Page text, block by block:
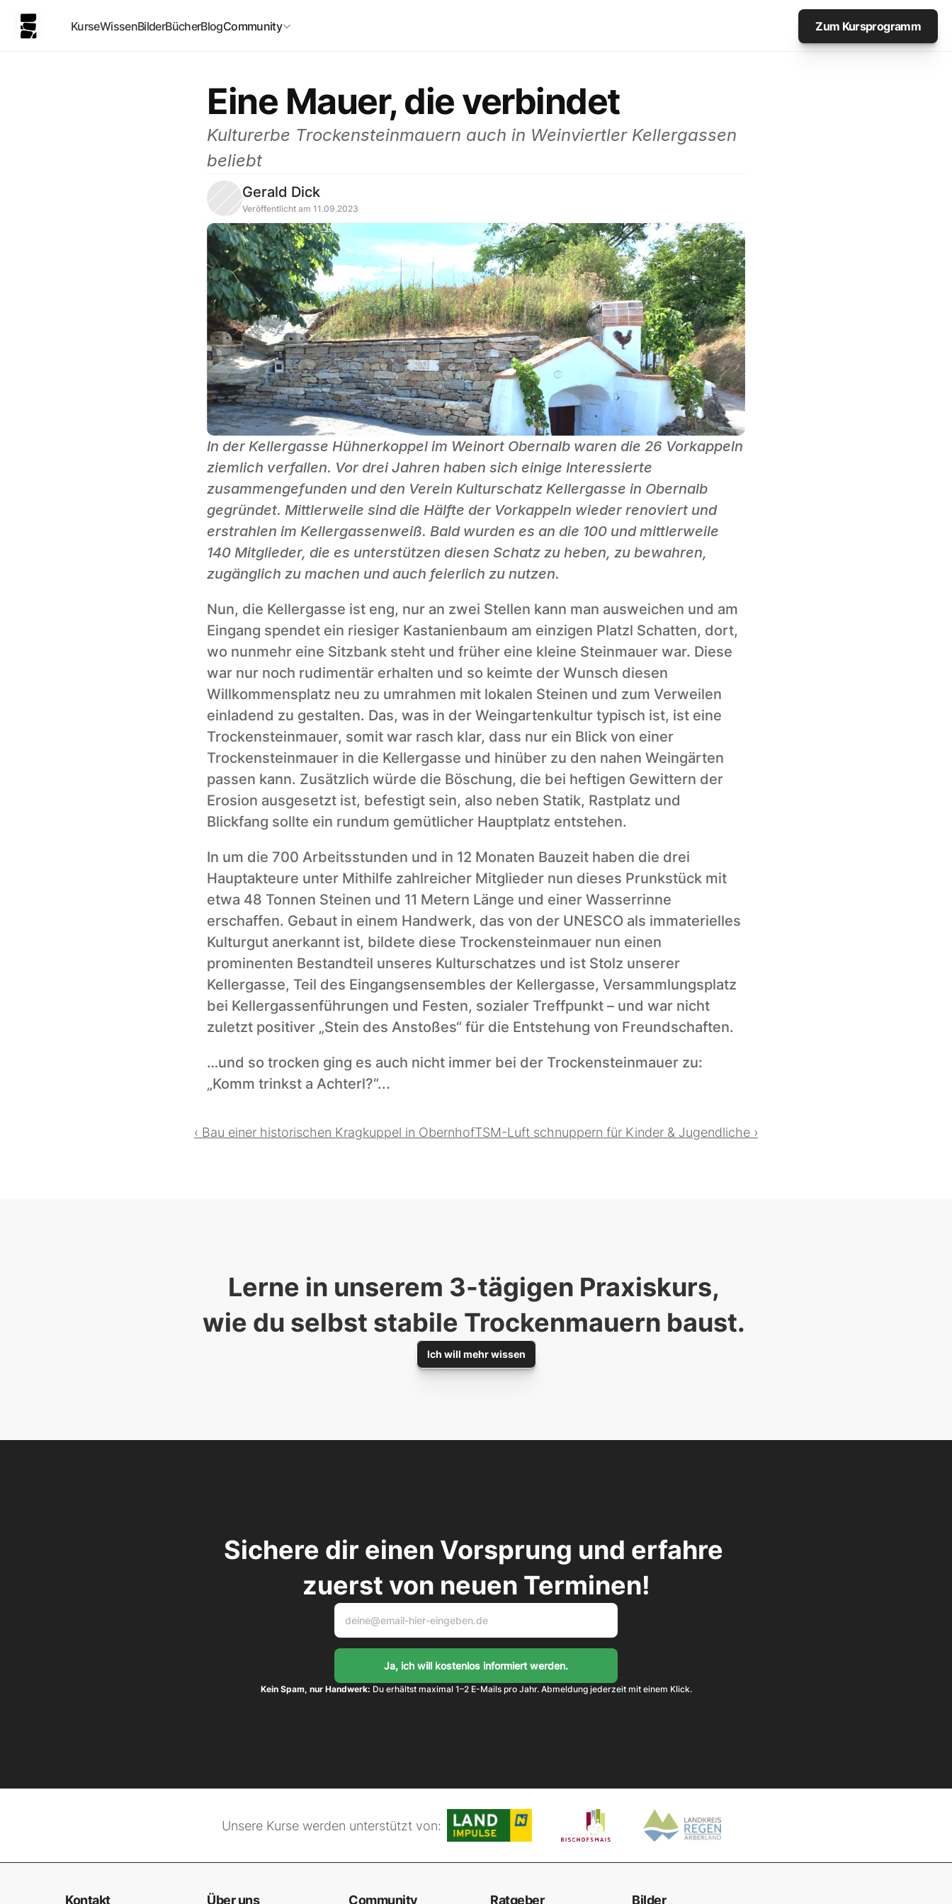
KurseWissenBilderBücherBlogCommunity Zum Kursprogramm
Eine Mauer, die verbindet
Kulturerbe Trockensteinmauern auch in Weinviertler Kellergassen
beliebt
Gerald Dick
Veröffentlicht am 11.09.2023
In der Kellergasse Hühnerkoppel im Weinort Obernalb waren die 26 Vorkappeln
ziemlich verfallen. Vor drei Jahren haben sich einige Interessierte
zusammengefunden und den Verein Kulturschatz Kellergasse in Obernalb
gegründet. Mittlerweile sind die Hälfte der Vorkappeln wieder renoviert und
erstrahlen im Kellergassenweiß. Bald wurden es an die 100 und mittlerweile
140 Mitglieder, die es unterstützen diesen Schatz zu heben, zu bewahren,
zugänglich zu machen und auch feierlich zu nutzen.
Nun, die Kellergasse ist eng, nur an zwei Stellen kann man ausweichen und am
Eingang spendet ein riesiger Kastanienbaum am einzigen Platzl Schatten, dort,
wo nunmehr eine Sitzbank steht und früher eine kleine Steinmauer war. Diese
war nur noch rudimentär erhalten und so keimte der Wunsch diesen
Willkommensplatz neu zu umrahmen mit lokalen Steinen und zum Verweilen
einladend zu gestalten. Das, was in der Weingartenkultur typisch ist, ist eine
Trockensteinmauer, somit war rasch klar, dass nur ein Blick von einer
Trockensteinmauer in die Kellergasse und hinüber zu den nahen Weingärten
passen kann. Zusätzlich würde die Böschung, die bei heftigen Gewittern der
Erosion ausgesetzt ist, befestigt sein, also neben Statik, Rastplatz und
Blickfang sollte ein rundum gemütlicher Hauptplatz entstehen.
In um die 700 Arbeitsstunden und in 12 Monaten Bauzeit haben die drei
Hauptakteure unter Mithilfe zahlreicher Mitglieder nun dieses Prunkstück mit
etwa 48 Tonnen Steinen und 11 Metern Länge und einer Wasserrinne
erschaffen. Gebaut in einem Handwerk, das von der UNESCO als immaterielles
Kulturgut anerkannt ist, bildete diese Trockensteinmauer nun einen
prominenten Bestandteil unseres Kulturschatzes und ist Stolz unserer
Kellergasse, Teil des Eingangsensembles der Kellergasse, Versammlungsplatz
bei Kellergassenführungen und Festen, sozialer Treffpunkt – und war nicht
zuletzt positiver „Stein des Anstoßes“ für die Entstehung von Freundschaften.
…und so trocken ging es auch nicht immer bei der Trockensteinmauer zu:
„Komm trinkst a Achterl?“...
‹ Bau einer historischen Kragkuppel in ObernhofTSM-Luft schnuppern für Kinder & Jugendliche ›
Lerne in unserem 3-tägigen Praxiskurs,
wie du selbst stabile Trockenmauern baust.
Ich will mehr wissen
Sichere dir einen Vorsprung und erfahre
zuerst von neuen Terminen!
Kein Spam, nur Handwerk: Du erhältst maximal 1–2 E-Mails pro Jahr. Abmeldung jederzeit mit einem Klick.
Unsere Kurse werden unterstützt von:
Kontakt Über uns Community Ratgeber Bilder